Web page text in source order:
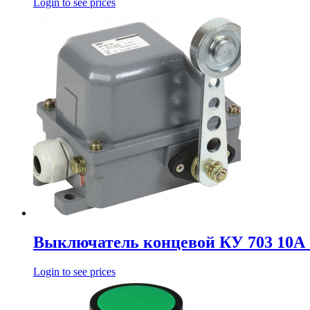
Login to see prices
Выключатель концевой КУ 703 10А
Login to see prices